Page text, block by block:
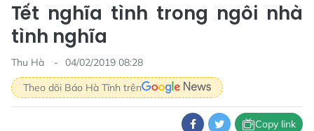
Tết nghĩa tình trong ngôi nhà
tình nghĩa
Thu Hà
04/02/2019 08:28
Theo dõi Báo Hà Tĩnh trên
Copy link